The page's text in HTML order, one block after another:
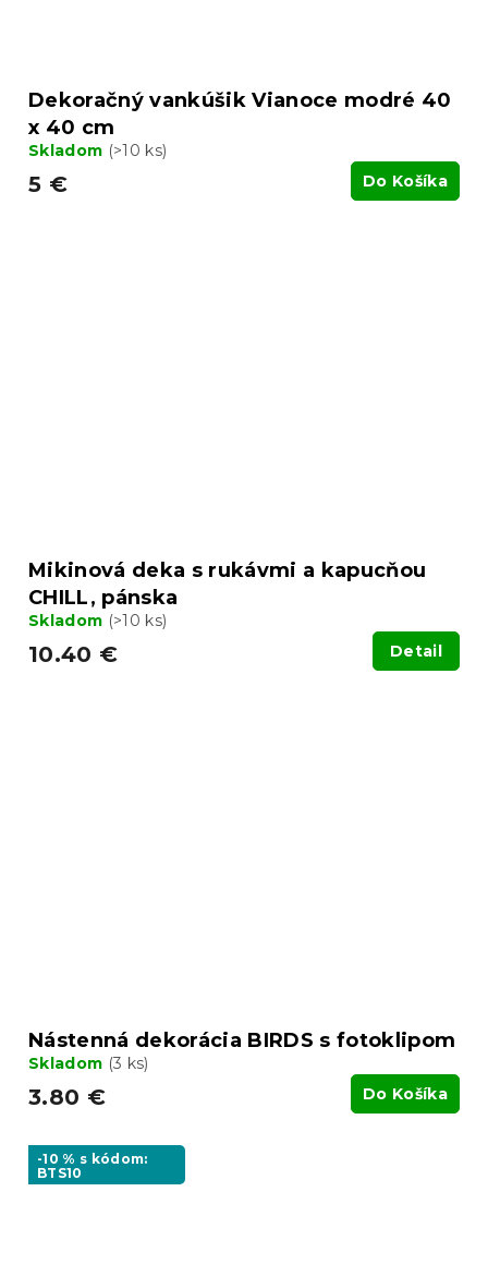
Dekoračný vankúšik Vianoce modré 40
x 40 cm
Skladom (>10 ks)
5 € Do Košíka
Mikinová deka s rukávmi a kapucňou
CHILL, pánska
Skladom (>10 ks)
10.40 € Detail
Nástenná dekorácia BIRDS s fotoklipom
Skladom (3 ks)
3.80 € Do Košíka
-10 % s kódom:
BTS10